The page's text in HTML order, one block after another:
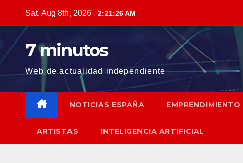
content
Sat. Aug 8th, 2026 2:21:28 AM
7 minutos
Web de actualidad independiente
NOTICIAS ESPAÑA EMPRENDIMIENTO
ARTISTAS INTELIGENCIA ARTIFICIAL